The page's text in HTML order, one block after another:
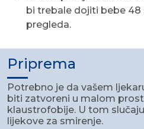
bi trebale dojiti bebe
pregleda.
Priprema
Potrebno je da vašem
biti zatvoreni u malom
klaustrofobije. U tom
lijekove za smirenje.